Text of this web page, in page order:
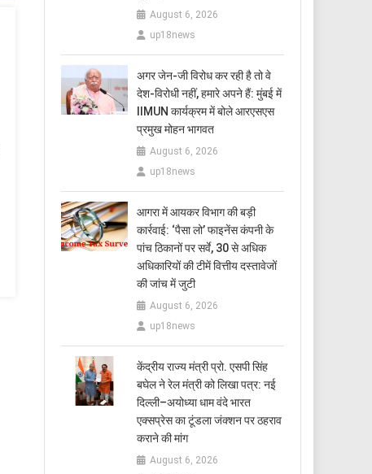
August 6, 2026
up18news
अगर जेन-जी विरोध कर रही है तो वे
देश-विरोधी नहीं, हमारे अपने हैं: मुंबई में
IIMUN कार्यक्रम में बोले आरएसएस
प्रमुख मोहन भागवत
August 6, 2026
up18news
आगरा में आयकर विभाग की बड़ी
कार्रवाई: ‘पैसा लो’ फाइनेंस कंपनी के
पांच ठिकानों पर सर्वे, 30 से अधिक
अधिकारियों की टीमें वित्तीय दस्तावेजों
की जांच में जुटी
August 6, 2026
up18news
केंद्रीय राज्य मंत्री प्रो. एसपी सिंह
बघेल ने रेल मंत्री को लिखा पत्र: नई
दिल्ली–अयोध्या धाम वंदे भारत
एक्सप्रेस का टूंडला जंक्शन पर ठहराव
कराने की मांग
August 6, 2026